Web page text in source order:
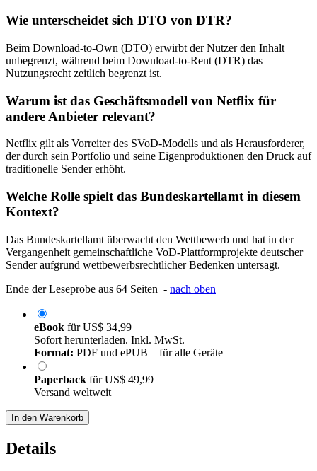
Wie unterscheidet sich DTO von DTR?
Beim Download-to-Own (DTO) erwirbt der Nutzer den Inhalt
unbegrenzt, während beim Download-to-Rent (DTR) das
Nutzungsrecht zeitlich begrenzt ist.
Warum ist das Geschäftsmodell von Netflix für
andere Anbieter relevant?
Netflix gilt als Vorreiter des SVoD-Modells und als Herausforderer,
der durch sein Portfolio und seine Eigenproduktionen den Druck auf
traditionelle Sender erhöht.
Welche Rolle spielt das Bundeskartellamt in diesem
Kontext?
Das Bundeskartellamt überwacht den Wettbewerb und hat in der
Vergangenheit gemeinschaftliche VoD-Plattformprojekte deutscher
Sender aufgrund wettbewerbsrechtlicher Bedenken untersagt.
Ende der Leseprobe aus 64 Seiten - nach oben
eBook fürUS$ 34,99
Sofort herunterladen. Inkl. MwSt.
Format: PDF und ePUB – für alle Geräte
Paperback fürUS$ 49,99
Versand weltweit
In den Warenkorb
Details